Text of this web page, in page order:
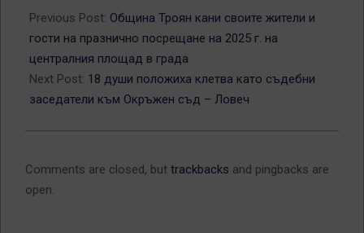
12-
16
Previous Post: Община Троян кани своите жители и
гости на празнично посрещане на 2025 г. на
централния площад в града
Next Post: 18 души положиха клетва като съдебни
заседатели към Окръжен съд – Ловеч
Comments are closed, but trackbacks and pingbacks are
open.